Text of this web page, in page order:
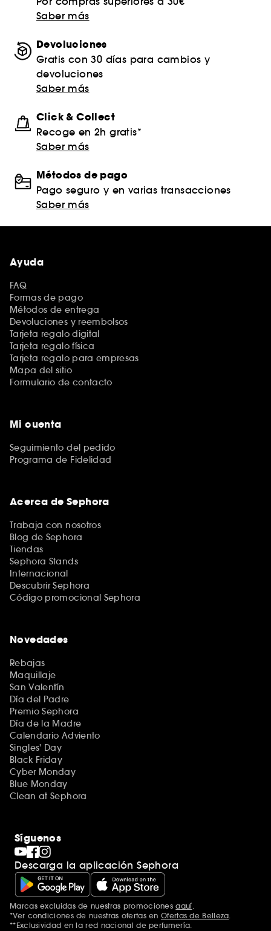
Saber más
Devoluciones
Gratis con 30 días para cambios y
devoluciones
Saber más
Click & Collect
Recoge en 2h gratis*
Saber más
Métodos de pago
Pago seguro y en varias transacciones
Saber más
Ayuda
FAQ
Formas de pago
Métodos de entrega
Devoluciones y reembolsos
Tarjeta regalo digital
Tarjeta regalo física
Tarjeta regalo para empresas
Mapa del sitio
Formulario de contacto
Mi cuenta
Seguimiento del pedido
Programa de Fidelidad
Acerca de Sephora
Trabaja con nosotros
Blog de Sephora
Tiendas
Sephora Stands
Internacional
Descubrir Sephora
Código promocional Sephora
Novedades
Rebajas
Maquillaje
San Valentín
Día del Padre
Premio Sephora
Día de la Madre
Calendario Adviento
Singles' Day
Black Friday
Cyber Monday
Blue Monday
Clean at Sephora
Síguenos
Descarga la aplicación Sephora
Marcas excluidas de nuestras promocionesaquí
*Ver condiciones de nuestras ofertas en Ofertas de Belleza
**Exclusividad en la red nacional de perfumería.